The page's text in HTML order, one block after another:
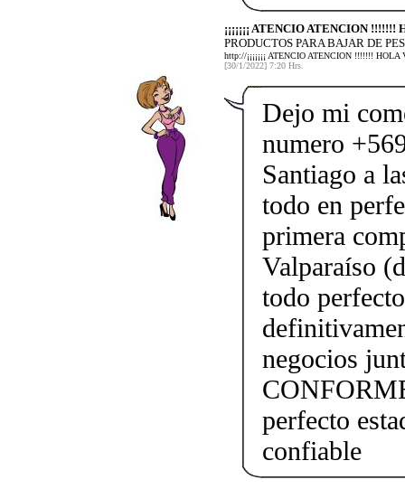
¡¡¡¡¡¡¡ ATENCIO ATENCION
PRODUCTOS PARA BAJAR DE
http://¡¡¡¡¡¡¡ ATENCIO ATENCION !!!!!!!
[30/1/2022] 7:20 Hrs.
Dejo mi
numero
Santiago a
todo en
primera
Valparaíso
todo
negocios
perfecto
confiable